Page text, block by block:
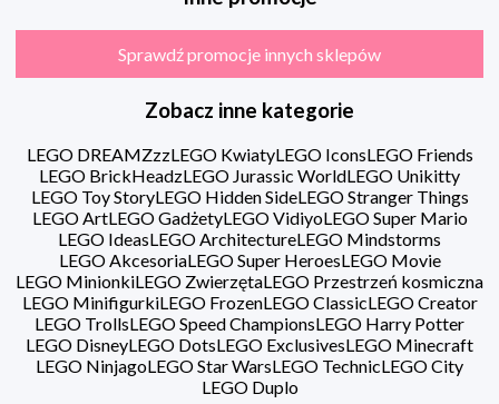
Sprawdź promocje innych sklepów
Zobacz inne kategorie
LEGO DREAMZzzLEGO KwiatyLEGO IconsLEGO Friends
LEGO BrickHeadzLEGO Jurassic WorldLEGO Unikitty
LEGO Toy StoryLEGO Hidden SideLEGO Stranger Things
LEGO ArtLEGO GadżetyLEGO VidiyoLEGO Super Mario
LEGO IdeasLEGO ArchitectureLEGO Mindstorms
LEGO AkcesoriaLEGO Super HeroesLEGO Movie
LEGO MinionkiLEGO ZwierzętaLEGO Przestrzeń kosmiczna
LEGO MinifigurkiLEGO FrozenLEGO ClassicLEGO Creator
LEGO TrollsLEGO Speed ChampionsLEGO Harry Potter
LEGO DisneyLEGO DotsLEGO ExclusivesLEGO Minecraft
LEGO NinjagoLEGO Star WarsLEGO TechnicLEGO City
LEGO Duplo